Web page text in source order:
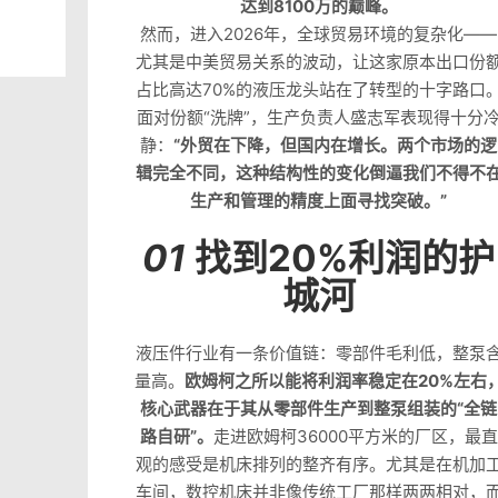
达到8100万的巅峰。
然而，进入2026年，全球贸易环境的复杂化——
尤其是中美贸易关系的波动，让这家原本出口份
占比高达70%的液压龙头站在了转型的十字路口。
面对份额“洗牌”，生产负责人盛志军表现得十分冷
静： “外贸在下降，但国内在增长。两个市场的逻
辑完全不同，这种结构性的变化倒逼我们不得不
生产和管理的精度上面寻找突破。”
01 找到20%利润的护
城河
液压件行业有一条价值链：零部件毛利低，整泵
量高。 欧姆柯之所以能将利润率稳定在20%左右，
核心武器在于其从零部件生产到整泵组装的“全链
路自研”。 走进欧姆柯36000平方米的厂区，最直
观的感受是机床排列的整齐有序。尤其是在机加
车间，数控机床并非像传统工厂那样两两相对，